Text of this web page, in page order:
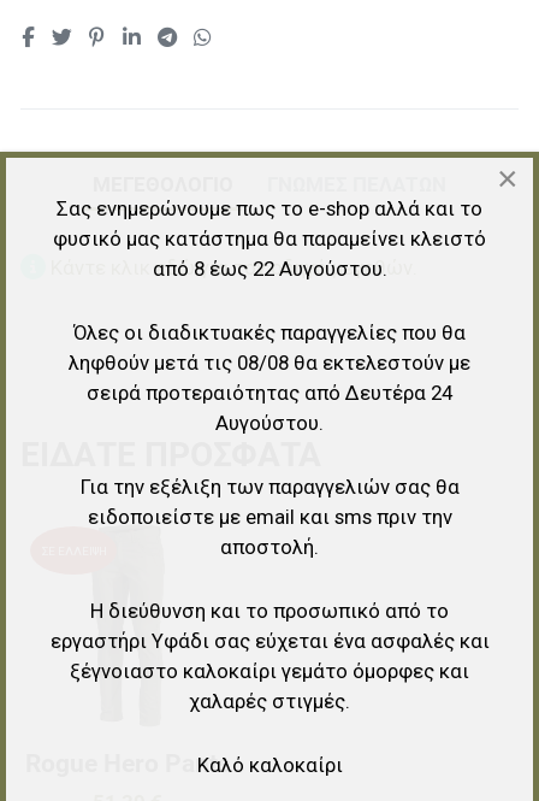
Κάντε κλικ εδώ για τον οδηγό μεγεθών.
Προσθήκη στα αγαπημένα
Γρήγορη ματιά
Rogue Hero Pants
×
Σας ενημερώνουμε πως το e-shop αλλά και το
φυσικό μας κατάστημα θα παραμείνει κλειστό
από 8 έως 22 Αυγούστου.
Όλες οι διαδικτυακές παραγγελίες που θα
ληφθούν μετά τις 08/08 θα εκτελεστούν με
σειρά προτεραιότητας από Δευτέρα 24
Αυγούστου.
Για την εξέλιξη των παραγγελιών σας θα
ειδοποιείστε με email και sms πριν την
αποστολή.
Η διεύθυνση και το προσωπικό από το
εργαστήρι Υφάδι σας εύχεται ένα ασφαλές και
ξέγνοιαστο καλοκαίρι γεμάτο όμορφες και
χαλαρές στιγμές.
Καλό καλοκαίρι